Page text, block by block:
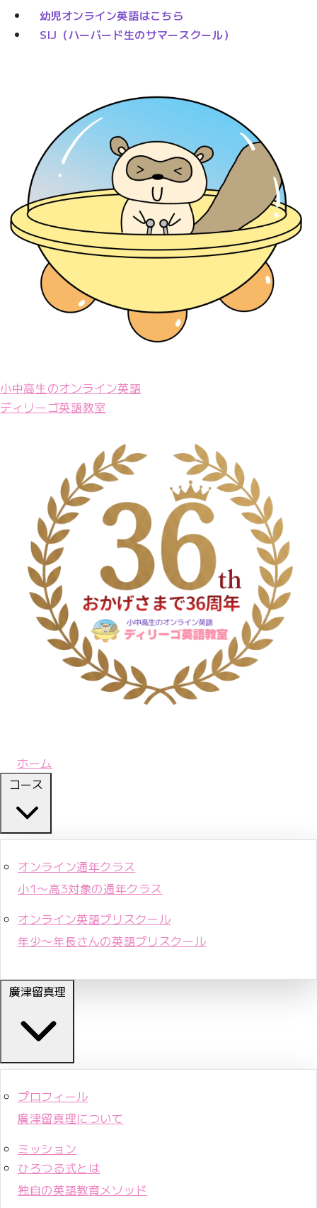
幼児オンライン英語はこちら
SIJ（ハーバード生のサマースクール）
小中高生のオンライン英語
ディリーゴ英語教室
ホーム
コース
オンライン通年クラス
小1〜高3対象の通年クラス
オンライン英語プリスクール
年少〜年長さんの英語プリスクール
廣津留真理
プロフィール
廣津留真理について
ミッション
ひろつる式とは
独自の英語教育メソッド